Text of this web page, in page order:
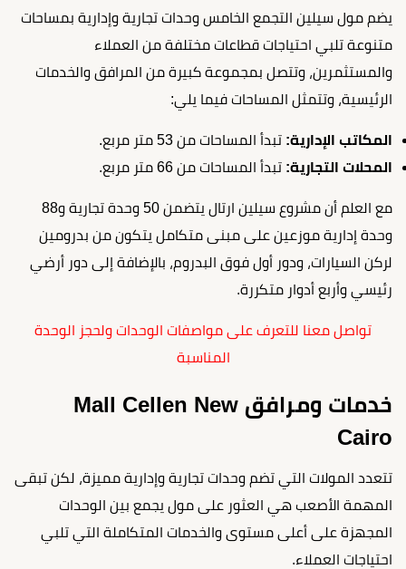
يضم مول سيلين التجمع الخامس وحدات تجارية وإدارية بمساحات
متنوعة تلبي احتياجات قطاعات مختلفة من العملاء
والمستثمرين، وتتصل بمجموعة كبيرة من المرافق والخدمات
الرئيسية، وتتمثل المساحات فيما يلي:
المكاتب الإدارية: تبدأ المساحات من 53 متر مربع.
المحلات التجارية: تبدأ المساحات من 66 متر مربع.
مع العلم أن مشروع سيلين ارتال يتضمن 50 وحدة تجارية و88
وحدة إدارية موزعين على مبنى متكامل يتكون من بدرومين
لركن السيارات، ودور أول فوق البدروم، بالإضافة إلى دور أرضي
رئيسي وأربع أدوار متكررة.
تواصل معنا للتعرف على مواصفات الوحدات ولحجز الوحدة
المناسبة
خدمات ومرافق Mall Cellen New
Cairo
تتعدد المولات التي تضم وحدات تجارية وإدارية مميزة، لكن تبقى
المهمة الأصعب هي العثور على مول يجمع بين الوحدات
المجهزة على أعلى مستوى والخدمات المتكاملة التي تلبي
احتياجات العملاء.